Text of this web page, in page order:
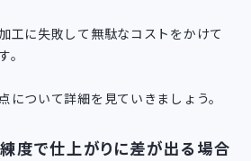
工に失敗して無駄なコストをかけて
。
について詳細を見ていきましょう。
練度で仕上がりに差が出る場合